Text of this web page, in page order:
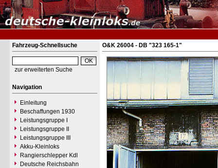
Fahrzeug-Schnellsuche
zur erweiterten Suche
Navigation
Einleitung
Beschaffungen 1930
Leistungsgruppe I
Leistungsgruppe II
Leistungsgruppe III
Akku-Kleinloks
Rangierschlepper Kdl
Deutsche Reichsbahn
O&K 26004 - DB "323 165-1"